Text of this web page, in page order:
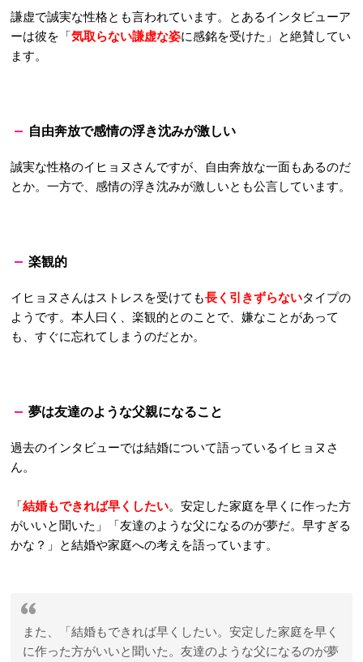
謙虚で誠実な性格とも言われています。とあるインタビューア
ーは彼を「気取らない謙虚な姿に感銘を受けた 」と絶賛してい
ます。
自由奔放で感情の浮き沈みが激しい
誠実な性格のイヒョヌさんですが、自由奔放な一面もあるのだ
とか。一方で、感情の浮き沈みが激しいとも公言しています。
楽観的
イヒョヌさんはストレスを受けても長く引きずらないタイプの
ようです。本人曰く、楽観的とのことで、 嫌なことがあって
も、すぐに忘れてしまうのだとか。
夢は友達のような父親になること
過去のインタビューでは結婚について語っているイヒョヌさ
ん。
「結婚もできれば早くしたい。安定した家庭を早くに作った方
がいいと聞いた 」「友達のような父になるのが夢だ。早すぎる
かな？ 」と結婚や家庭への考えを語っています。
また、「結婚もできれば早くしたい。安定した家庭を早く
に作った方がいいと聞いた。友達のような父になるのが夢